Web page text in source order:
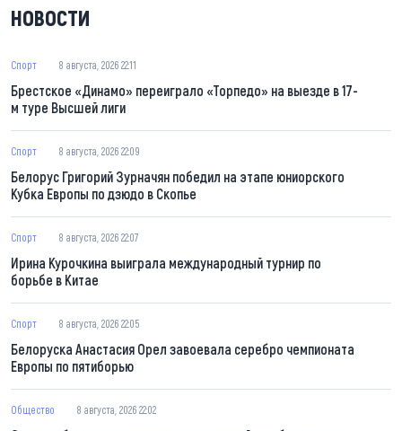
НОВОСТИ
Спорт 8 августа, 2026 22:11
Брестское «Динамо» переиграло «Торпедо» на выезде в 17-
м туре Высшей лиги
Спорт 8 августа, 2026 22:09
Белорус Григорий Зурначян победил на этапе юниорского
Кубка Европы по дзюдо в Скопье
Спорт 8 августа, 2026 22:07
Ирина Курочкина выиграла международный турнир по
борьбе в Китае
Спорт 8 августа, 2026 22:05
Белоруска Анастасия Орел завоевала серебро чемпионата
Европы по пятиборью
Общество 8 августа, 2026 22:02